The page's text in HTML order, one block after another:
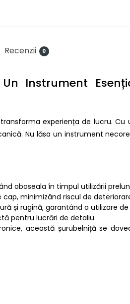
Recenzii 0
Instrument
experiența de lucru. Cu
Nu lăsa un instrument
oboseala în timpul utilizării
minimizând riscul de
și rugină, garantând o utilizare
pentru lucrări de detaliu.
această șurubelniță se